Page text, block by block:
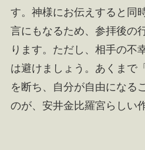
す。神様にお伝えすると同
言にもなるため、参拝後の
ります。ただし、相手の不
は避けましょう。あくまで
を断ち、自分が自由になる
のが、安井金比羅宮らしい